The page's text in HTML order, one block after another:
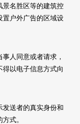
名胜区等的建筑控
置户外广告的区域设
人同意或者请求，
以电子信息方式向
送者的真实身份和
式。